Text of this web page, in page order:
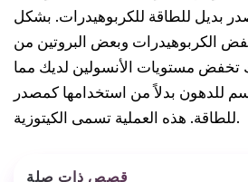
بديل للطاقة للكربوهيدرات. بشكل
الكربوهيدرات وبعض البروتين من
تخفض مستويات الأنسولين لديك مما
للدهون بدلاً من استخدامها كمصدر
للطاقة. هذه العملية تسمى الكيتوزية.
قصص ذات صلة